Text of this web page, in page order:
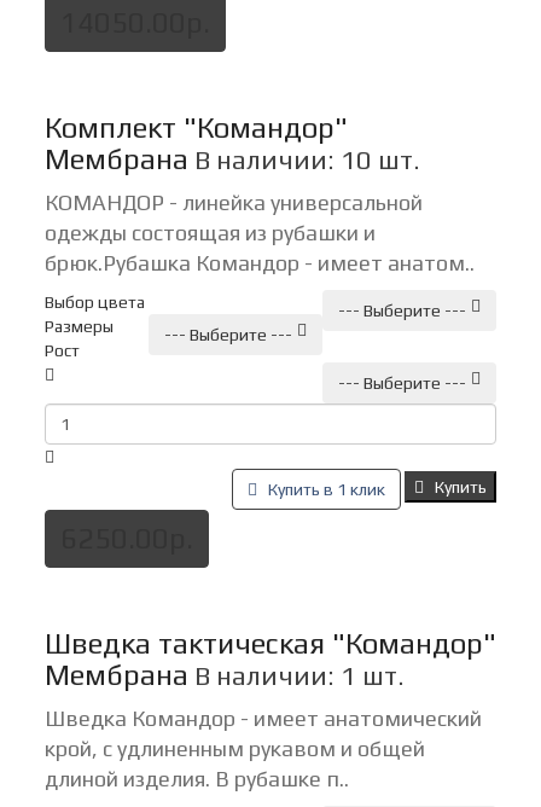
Комплект "Командор"
Мембрана В наличии: 10 шт.
КОМАНДОР - линейка универсальной
одежды состоящая из рубашки и
брюк. Рубашка Командор - имеет анатом..
Выбор цвета
--- Выберите ---
Размеры
--- Выберите ---
Рост
--- Выберите ---
Купить в 1 клик Купить
Шведка тактическая "Командор"
Мембрана В наличии: 1 шт.
Шведка Командор - имеет анатомический
крой, с удлиненным рукавом и общей
длиной изделия. В рубашке п..